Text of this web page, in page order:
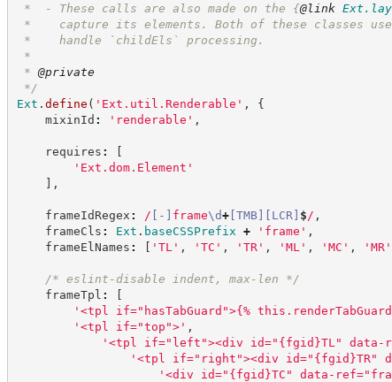
*  - These calls are also made on the {@link
*    capture its elements. Both of these classes use
*    handle `childEls` processing.
*
* @private
*/
Ext . define ( ' Ext.util.Renderable ' ,
{
mixinId : ' renderable ' ,
requires :
[
' Ext.dom.Element '
] ,
frameIdRegex : / [ - ] frame\d+[TMB] [ LCR ] $ / ,
frameCls : Ext . baseCSSPrefix + ' frame ' ,
frameElNames : [ ' TL ' , ' TC ' , ' TR' , ' ML ' , ' MC ' , ' MR'
/* eslint-disable indent, max-len */
frameTpl :
[
' <tpl if="hasTabGuard">{%
' <tpl if="top">' ,
' <tpl if="left"><div id="{fgid}TL" data-
' <tpl if="right"><div id="{fgid}TR"
' <div id="{fgid}TC" data-